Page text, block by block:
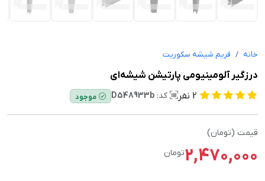
خانه فریم شیشه سکوریت
درزگیر آلومینیومی پارتیشن شیشه‌ای
2 نفر کد: D548933b موجود
قیمت (تومان)
2,470,000تومان